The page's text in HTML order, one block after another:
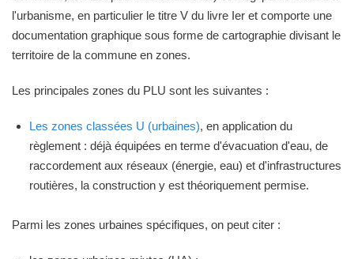
l'urbanisme, en particulier le titre V du livre Ier et comporte une
documentation graphique sous forme de cartographie divisant le
territoire de la commune en zones.
Les principales zones du PLU sont les suivantes :
Les zones classées U (urbaines), en application du
règlement : déjà équipées en terme d'évacuation d'eau, de
raccordement aux réseaux (énergie, eau) et d'infrastructures
routières, la construction y est théoriquement permise.
Parmi les zones urbaines spécifiques, on peut citer :